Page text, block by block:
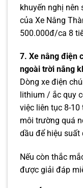
khuyến nghị nên
của Xe Nâng
500.000đ/ca 8
7. Xe nâng điện
ngoài trời nắng
Dòng xe điện
lithium / ắc quy
việc liên tục 8-10
môi trường quá
dầu để hiệu suất
Nếu còn thắc
được giải đáp